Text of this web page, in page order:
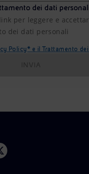
dei dati
per leggere e
dei dati personali
Policy* e il Trattamento